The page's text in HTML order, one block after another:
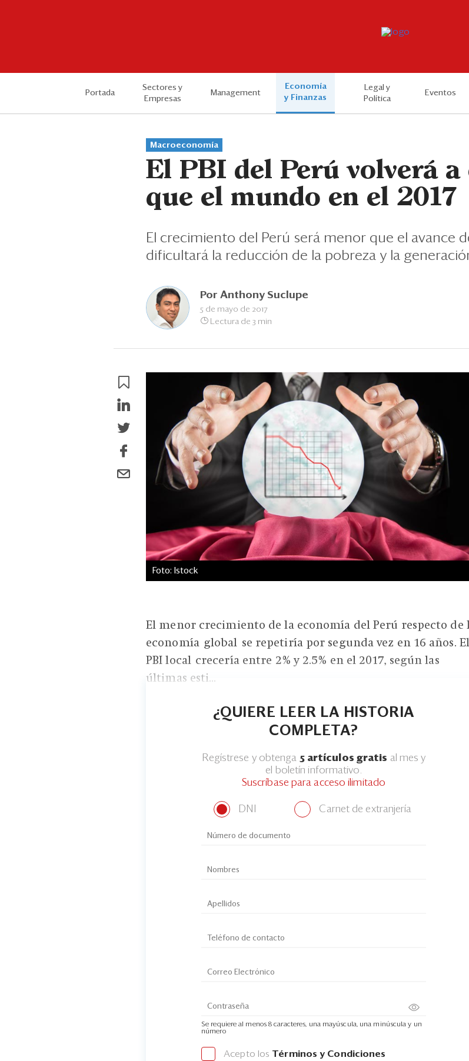
Portada
Sectores y
Empresas
Management
Economía
y Finanzas
Legal y
Política
Eventos
Macroeconomía
El PBI del Perú volverá a
que el mundo en el 2017
El crecimiento del Perú será menor que el avance
dificultará la reducción de la pobreza y la
Por Anthony Suclupe
5 de mayo de 2017
Lectura de 3 min
Foto: Istock
El menor crecimiento de la economía del Perú respecto de
economía global se repetiría por segunda vez en 16 años. El
PBI local crecería entre 2% y 2.5% en el 2017, según las
últimas esti...
¿QUIERE LEER LA HISTORIA
COMPLETA?
Regístrese y obtenga 5 artículos gratis al mes y
el boletín informativo.
Suscríbase para acceso ilimitado
DNI Carnet de extranjería
Se requiere al menos 8 caracteres, una mayúscula, una minúscula y un
número
Acepto los Términos y Condiciones